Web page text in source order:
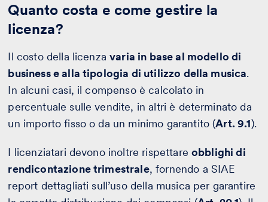
Quanto costa e come gestire la
licenza?
Il costo della licenzavaria in base al modello di
business e alla tipologia di utilizzo della musica.
In alcuni casi, il compenso è calcolato in
percentuale sulle vendite, in altri è determinato da
un importo fisso o da un minimo garantito (Art. 9.1).
I licenziatari devono inoltre rispettare obblighi di
rendicontazione trimestrale, fornendo a SIAE
report dettagliati sull’uso della musica per garantire